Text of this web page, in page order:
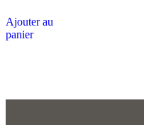
Ajouter au
panier